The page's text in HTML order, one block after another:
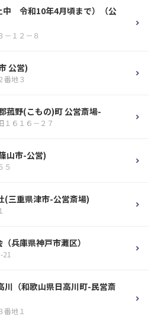
中 令和10年4月頃まで）（公
－１２－８
公営)
番地３
菰野(こもの)町 公営斎場-
１６１６－２７
山市-公営)
５
(三重県津市-公営斎場)
兵庫県神戸市灘区）
21
川（和歌山県日高川町-民営斎
番地１